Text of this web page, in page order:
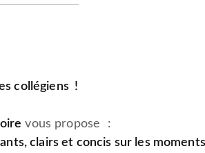
collégiens !
vous propose :
clairs et concis sur les